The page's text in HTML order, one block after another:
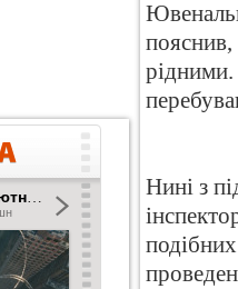
рідними.
Нині з